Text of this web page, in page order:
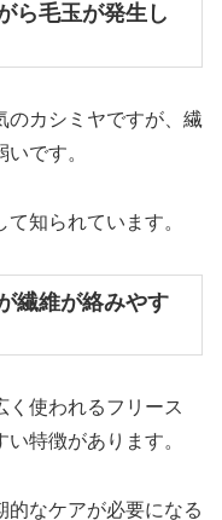
ら毛玉が発生し
のカシミヤですが、繊
です。
知られています。
繊維が絡みやす
く使われるフリース
特徴があります。
的なケアが必要になる